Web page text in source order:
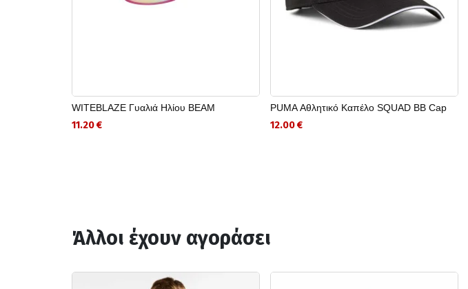
WITEBLAZE Γυαλιά Ηλίου BEAM
11.20 €
PUMA Αθλητικό Καπέλο SQUAD BB Cap
12.00 €
Άλλοι έχουν αγοράσει